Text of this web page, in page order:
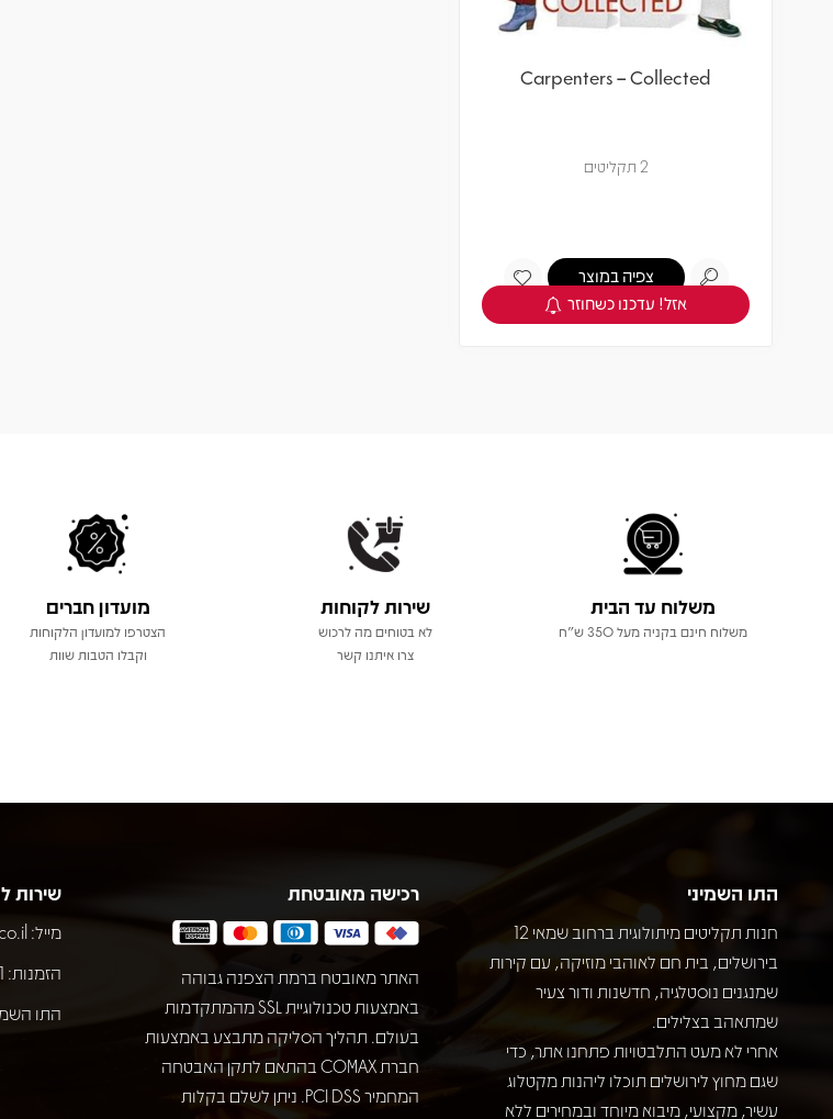
Carpenters – Collected
2 תקליטים
צפיה במוצר
אזל! עדכנו כשחוזר
משלוח עד הבית
משלוח חינם בקניה מעל 350 ש"ח
שירות לקוחות
לא בטוחים מה לרכוש
צרו איתנו קשר
מועדון חברים
הצטרפו למועדון הלקוחות
וקבלו הטבות שוות
התו השמיני
חנות תקליטים מיתולוגית ברחוב שמאי 12
בירושלים, בית חם לאוהבי מוזיקה, עם קירות
שמנגנים נוסטלגיה, חדשנות ודור צעיר
שמתאהב בצלילים.
אחרי לא מעט התלבטויות פתחנו אתר, כדי
שגם מחוץ לירושלים תוכלו ליהנות מקטלוג
עשיר, מקצועי, מיבוא מיוחד ובמחירים ללא
רכישה מאובטחת
האתר מאובטח ברמת הצפנה גבוהה
באמצעות טכנולוגיית SSL מהמתקדמות
בעולם. תהליך הסליקה מתבצע באמצעות
חברת COMAX בהתאם לתקן האבטחה
המחמיר PCI DSS. ניתן לשלם בקלות
שירות
מייל:
הזמנות: 02-6568831
התו